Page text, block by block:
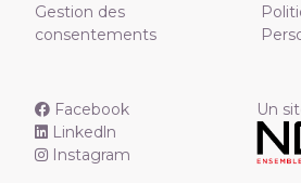
Gestion des
consentements
Facebook
Linkedln
Instagram
Un